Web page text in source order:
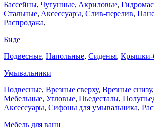
Бассейны, Чугунные, Акриловые,
Стальные, Аксессуары, Слив-перелив,
Распродажа,
Биде
Подвесные, Напольные, Сиденья, Крышки-
Умывальники
Подвесные, Врезные сверху, Врезные снизу,
Мебельные, Угловые, Пьедесталы,
Аксессуары, Сифоны для умывальника,
Мебель для ванн